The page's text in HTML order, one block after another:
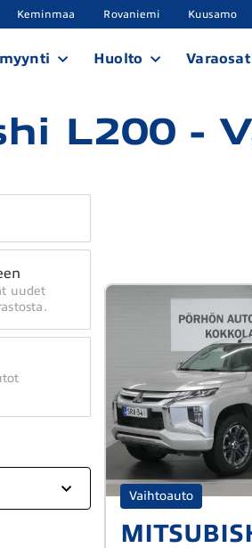
Keminmaa Rovaniemi Kuusamo
Huolto Varaosat
L200 -
uudet
Vaihtoauto